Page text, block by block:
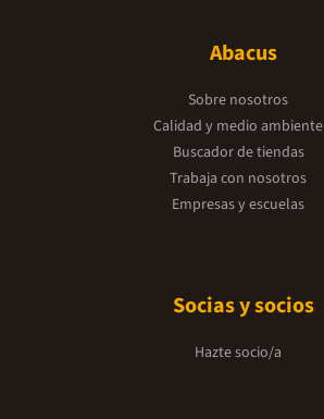
Abacus
Sobre nosotros
Calidad y medio ambiente
Buscador de tiendas
Trabaja con nosotros
Empresas y escuelas
Socias y socios
Hazte socio/a